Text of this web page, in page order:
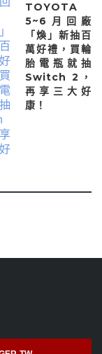
TOYOTA
5~6月回廠
「煥」新抽百
萬好禮，買輪
胎電瓶就抽
Switch 2，
再享三大好
康！